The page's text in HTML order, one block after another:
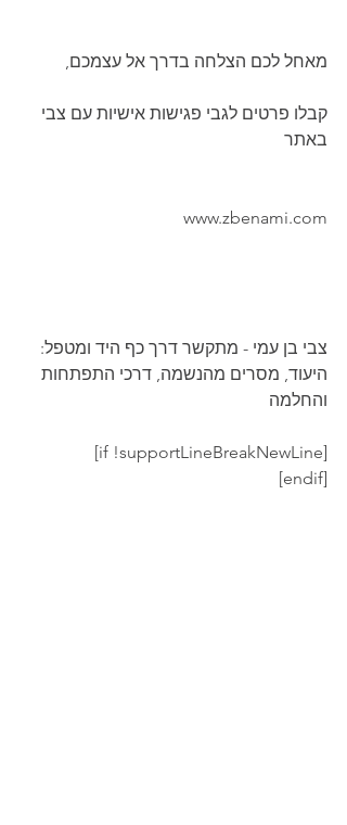
מאחל לכם הצלחה בדרך אל עצמכם,
קבלו פרטים לגבי פגישות אישיות עם צבי
באתר
www.zbenami.com
צבי בן עמי - מתקשר דרך כף היד ומטפל:
היעוד, מסרים מהנשמה, דרכי התפתחות
והחלמה
[if !supportLineBreakNewLine]
[endif]